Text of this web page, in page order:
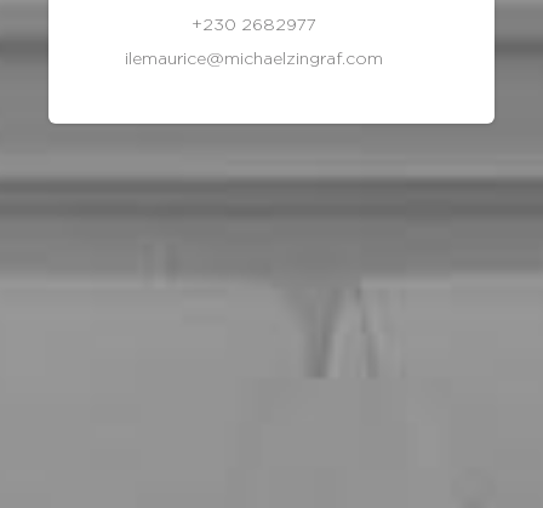
+230 2682977
ilemaurice@michaelzingraf.com